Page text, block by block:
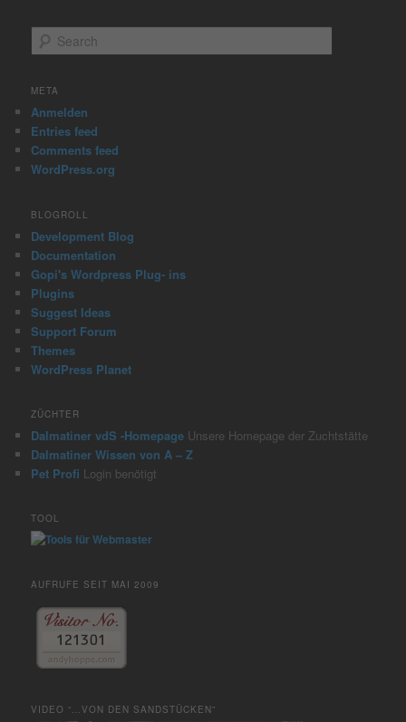
e
r
h
META
Anmelden
Entries feed
Comments feed
WordPress.org
BLOGROLL
Development Blog
Documentation
Gopi's Wordpress Plug- ins
Plugins
Suggest Ideas
Support Forum
Themes
WordPress Planet
ZÜCHTER
Dalmatiner vdS -Homepage Unsere Homepage der Zuchtstätte
Dalmatiner Wissen von A – Z
Pet Profi Login benötigt
TOOL
AUFRUFE SEIT MAI 2009
VIDEO “…VON DEN SANDSTÜCKEN”